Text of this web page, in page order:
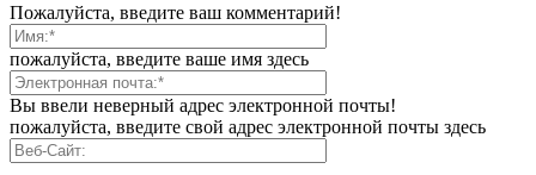
Пожалуйста, введите ваш комментарий!
пожалуйста, введите ваше имя здесь
Вы ввели неверный адрес электронной почты!
пожалуйста, введите свой адрес электронной почты здесь